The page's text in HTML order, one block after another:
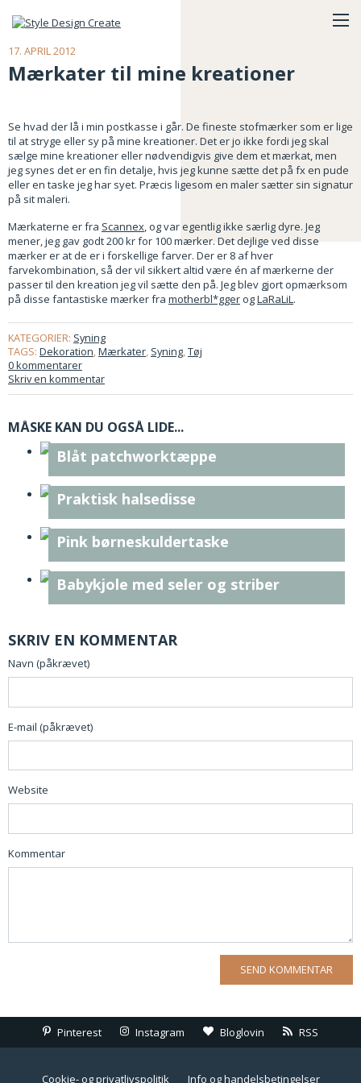
17. APRIL 2012
Mærkater til mine kreationer
Se hvad der lå i min postkasse i går. De fineste stofmærker som er lige
til at stryge eller sy på mine kreationer. Det er jo ikke fordi jeg skal
sælge mine kreationer eller nødvendigvis give dem et mærkat, men
jeg synes det er en fin detalje, hvis jeg kunne sætte det på fx en pude
eller en taske jeg har syet. Præcis ligesom en maler sætter sin signatur
på sit maleri.
Mærkaterne er fra Scannex, og var egentlig ikke særlig dyre. Jeg
mener, jeg gav godt 200 kr for 100 mærker. Det dejlige ved disse
mærker er at de er i forskellige farver. Der er 8 af hver
farvekombination, så der vil sikkert altid være én af mærkerne der
passer til den kreation jeg vil sætte den på. Jeg blev gjort opmærksom
på disse fantastiske mærker fra motherbl*ggerogLaRaLiL.
KATEGORIER: Syning
TAGS: Dekoration,Mærkater, Syning,Tøj
0 kommentarer
Skriv en kommentar
MÅSKE KAN DU OGSÅ LIDE...
Blåt patchworktæppe
Praktisk halsedisse
Pink børneskuldertaske
Babykjole med seler og striber
SKRIV EN KOMMENTAR
Navn (påkrævet)
E-mail (påkrævet)
Website
Kommentar
Pinterest Instagram Bloglovin RSS
Cookie- og privatlivspolitik Info og handelsbetingelser